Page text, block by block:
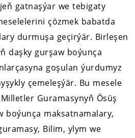
gatnaşýar we tebigaty
çözmek babatda
durmuşa geçirýär. Birleşen
daşky gurşaw boýunça
goşulan ýurdumyz
çemeleşýär. Bu mesele
Guramasynyň Ösüş
boýunça maksatnamalary,
Bilim, ylym we